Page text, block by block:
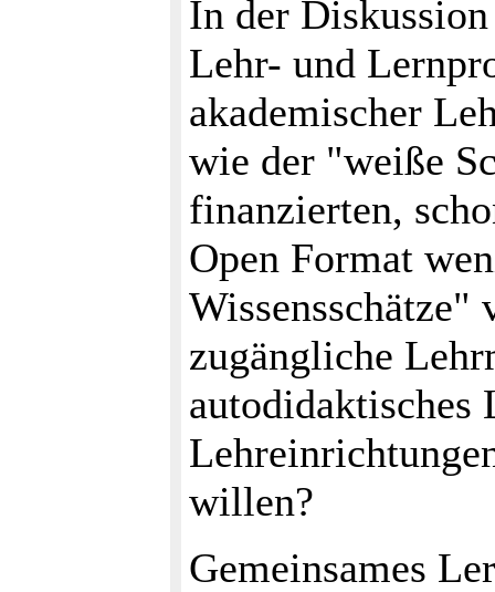
In der
Lehr- und
akademischer
wie der "weiße
finanzierten,
Open Format
zugängliche
autodidaktisches
willen?
Gemeinsames